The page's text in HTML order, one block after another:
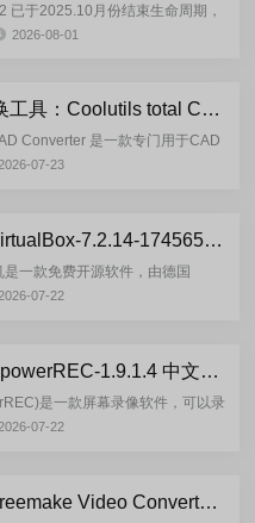
已于2025.10月份结束生命周期，
持，考虑到22H2尚有大量用
2026-08-01
CAD格式转换工具：Coolutils total CAD Converter_4.1.0.249 多语言便携版
Converter 是一款专门用于CAD
软件，主要功能是满足各类CAD
2026-07-23
虚拟主机：VirtualBox-7.2.14-174565 官方正式版
一款免费开源软件，由德国
后被Oracle(甲骨文)公司收购，正
2026-07-22
傲软录屏：ApowerREC-1.9.1.4 中文绿色便携版
是一款屏幕录像软件，可以录
持视频编辑，任务录制，可根据
2026-07-22
视频转换：Freemake Video Converter-v6.0.1.6 多语便携版